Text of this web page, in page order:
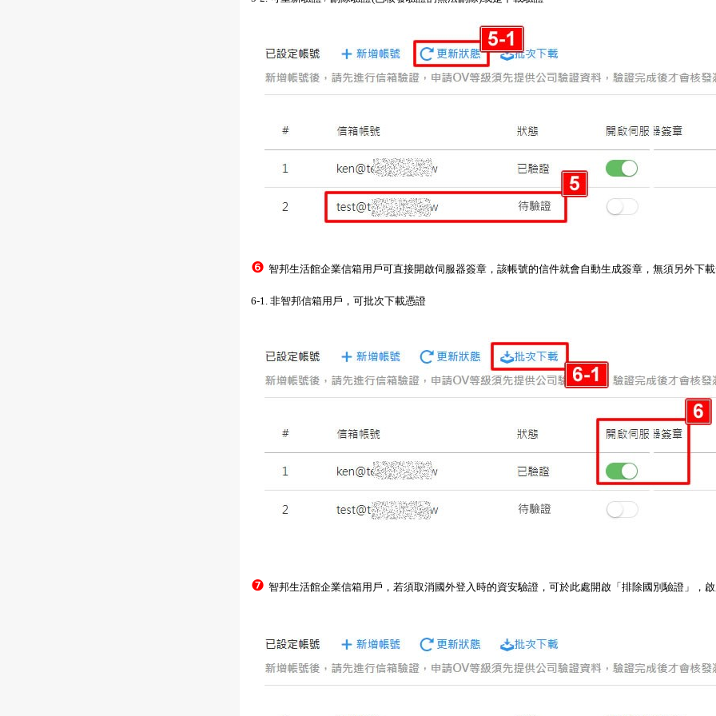
❻ 智邦生活館企業信箱用戶可直接開啟伺服器簽章，該帳號的信件就會自動生成簽章，無須另外下
6-1. 非智邦信箱用戶，可批次下載憑證
❼ 智邦生活館企業信箱用戶，若須取消國外登入時的資安驗證，可於此處開啟「排除國別驗證」，